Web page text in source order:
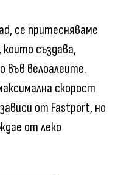
се притесняваме
създава,
във велоалеите.
скорост
от Fastport, но
от леко